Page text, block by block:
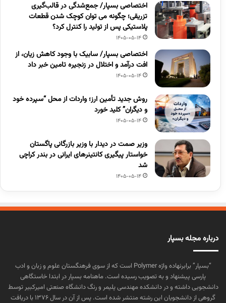
اختصاصی بسپار/ جمع‌شدگی در قالب‌گیری
تزریقی؛ چگونه می توان کوچک شدن قطعات
پلاستیکی پس از تولید را کنترل کرد؟
1405-05-14
اختصاصی بسپار/ سابیک با وجود کاهش زیان، از
افت درآمد و اختلال در زنجیره تامین خبر داد
1405-05-14
روش جدید تأمین ارز؛ واردات از محل “سپرده خود
و دیگران” کلید خورد
1405-05-14
وزیر صمت در دیدار با وزیر بازرگانی پاگستان
خواستار پیگیری کانتینرهای ایرانی در بندر کراچی
شد
1405-05-14
درباره مجله بسپار
“بسپار” برابرنهاده واژه Polymer است که از سوی فرهنگستان علوم و زبان و ادب
پارسی پیشنهاد و به تصویب رسیده است. ماهنامه بسپار در ابتدا خاستگاهی
دانشجویی داشته و در دانشکده مهندسی پلیمر و رنگ دانشگاه صنعتی امیرکبیر توسط
گروهی از دانشجویان این رشته منتشر شده است. پس از آن در سال ۱۳۷۶ با دریافت